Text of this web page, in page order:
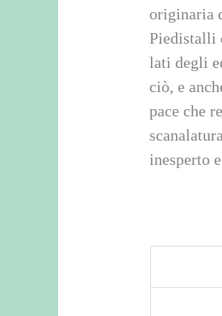
originaria
Piedistalli
lati degli
ciò, e
pace che
inesperto